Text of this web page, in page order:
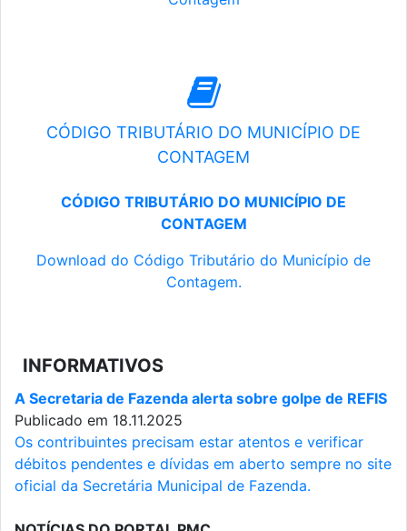
CÓDIGO TRIBUTÁRIO DO MUNICÍPIO DE
CONTAGEM
CÓDIGO TRIBUTÁRIO DO MUNICÍPIO DE
CONTAGEM
Download do Código Tributário do Município de
Contagem.
INFORMATIVOS
A Secretaria de Fazenda alerta sobre golpe de REFIS
Publicado em 18.11.2025
Os contribuintes precisam estar atentos e verificar
débitos pendentes e dívidas em aberto sempre no site
oficial da Secretária Municipal de Fazenda.